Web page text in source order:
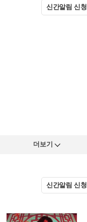
신간알림 신청
더보기
신간알림 신청